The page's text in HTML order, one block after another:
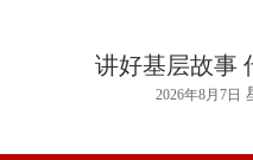
讲好基层故事
2026年8月7日